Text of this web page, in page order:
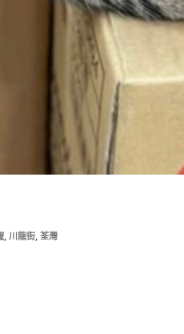
川龍街 荃灣